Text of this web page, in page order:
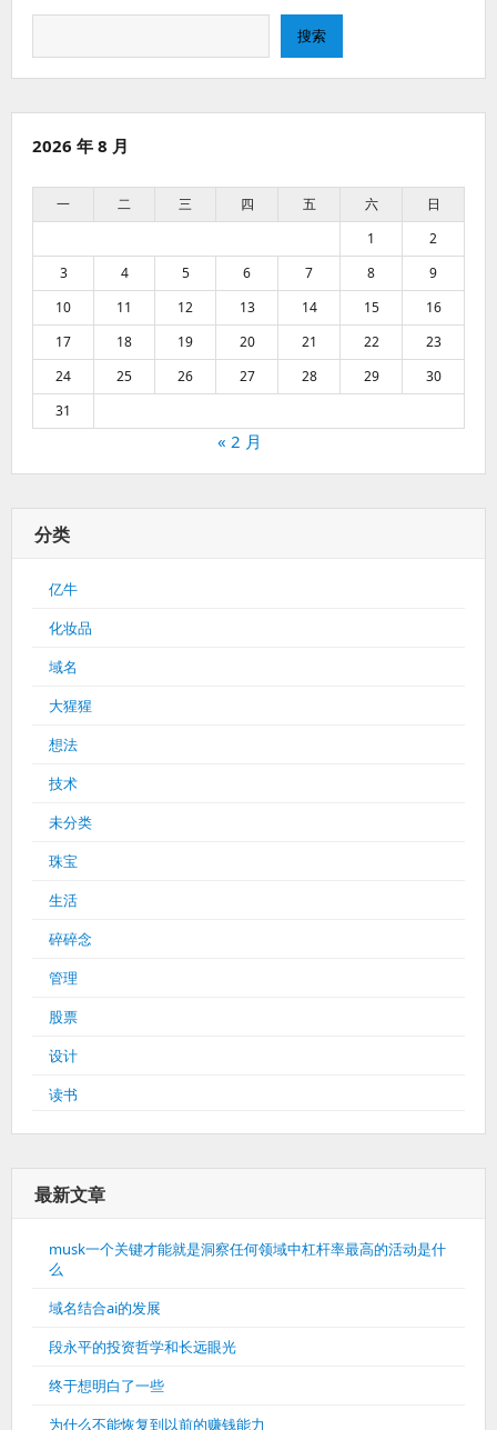
搜索
2026 年 8 月
一 二 三 四 五 六
日
1
2
3
4 5 6 7 8
9
10
11 12 13 14 15
16
17
18 19 20 21 22
23
24
25 26 27 28 29
30
31
« 2 月
分类
亿牛
化妆品
域名
大猩猩
想法
技术
未分类
珠宝
生活
碎碎念
管理
股票
设计
读书
最新文章
musk一个关键才能就是洞察任何领域中杠杆率最高的活动是什
么
域名结合ai的发展
段永平的投资哲学和长远眼光
终于想明白了一些
为什么不能恢复到以前的赚钱能力